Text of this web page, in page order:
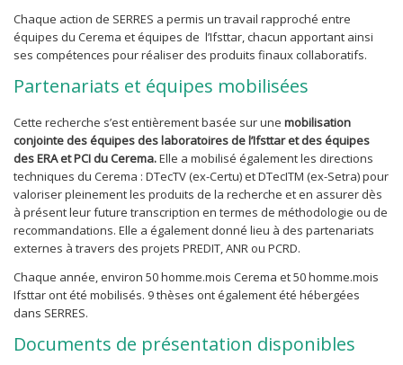
Chaque action de SERRES a permis un travail rapproché entre
équipes du Cerema et équipes de l’Ifsttar, chacun apportant ainsi
ses compétences pour réaliser des produits finaux collaboratifs.
Partenariats et équipes mobilisées
Cette recherche s’est entièrement basée sur une mobilisation
conjointe des équipes des laboratoires de l’Ifsttar et des équipes
des ERA et PCI du Cerema.Elle a mobilisé également les directions
techniques du Cerema : DTecTV (ex-Certu) et DTecITM (ex-Setra) pour
valoriser pleinement les produits de la recherche et en assurer dès
à présent leur future transcription en termes de méthodologie ou de
recommandations. Elle a également donné lieu à des partenariats
externes à travers des projets PREDIT, ANR ou PCRD.
Chaque année, environ 50 homme.mois Cerema et 50 homme.mois
Ifsttar ont été mobilisés. 9 thèses ont également été hébergées
dans SERRES.
Documents de présentation disponibles